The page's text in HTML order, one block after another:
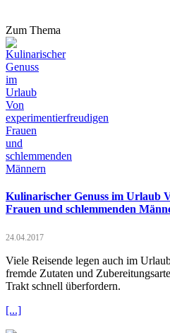
Zum Thema
Kulinarischer Genuss im Urlaub
Frauen und schlemmenden
24.04.2017
Viele Reisende legen auch im
fremde Zutaten und
Trakt schnell überfordern.
[...]